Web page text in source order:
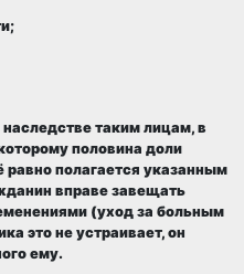
таким лицам, в
половина доли
полагается указанным
вправе завещать
(уход за больным
это не устраивает, он
ему.